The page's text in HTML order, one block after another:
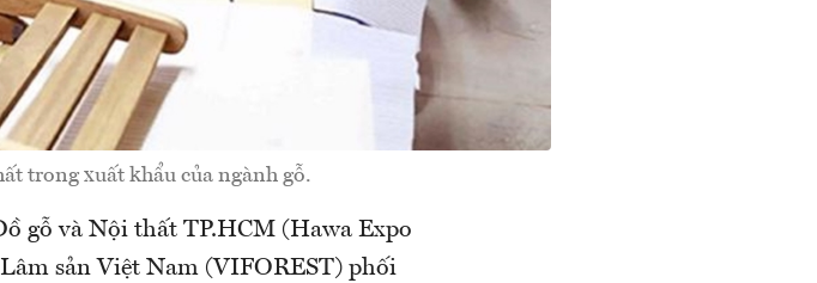
trong xuất khẩu của ngành gỗ.
gỗ và Nội thất TP.HCM (Hawa Expo
sản Việt Nam (VIFOREST) phối